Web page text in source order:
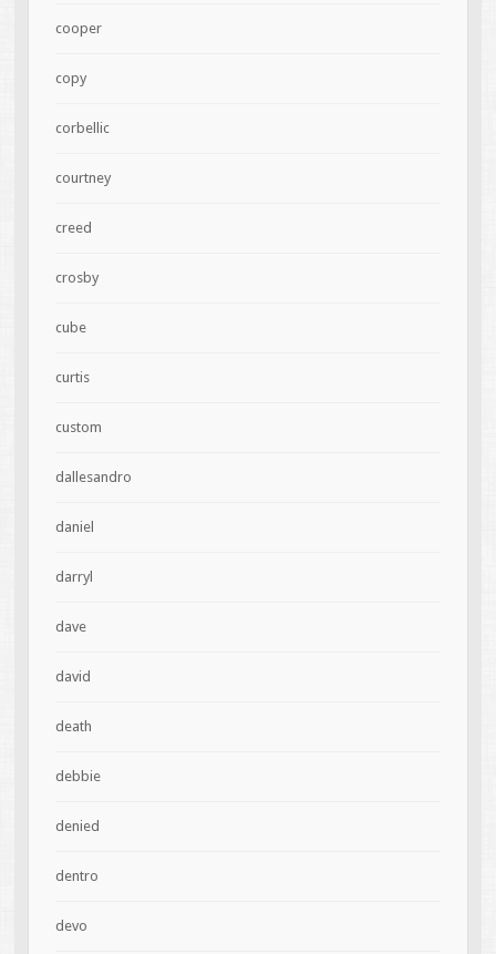
cooper
copy
corbellic
courtney
creed
crosby
cube
curtis
custom
dallesandro
daniel
darryl
dave
david
death
debbie
denied
dentro
devo